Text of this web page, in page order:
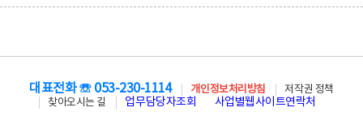
대표전화 ☏ 053-230-1114 개인정보처리방침
저작권 정책
찾아오시는 길
업무담당자조회 사업별웹사이트연락처